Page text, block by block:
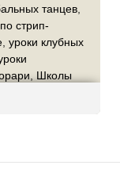
танцев
стрип-
уроки клубных
Школы